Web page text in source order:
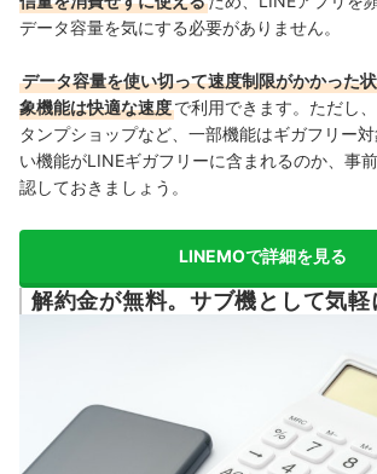
データ容量を気にする必要がありません。
データ容量を使い切って速度制限がかかった
象機能は快適な速度で利用できます。ただし
タンプショップなど、一部機能はギガフリー
い機能がLINEギガフリーに含まれるのか、事
認しておきましょう。
LINEMOで詳細を見る
解約金が無料。サブ機として気軽